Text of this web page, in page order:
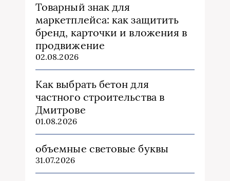
Товарный знак для
маркетплейса: как защитить
бренд, карточки и вложения в
продвижение
02.08.2026
Как выбрать бетон для
частного строительства в
Дмитрове
01.08.2026
объемные световые буквы
31.07.2026